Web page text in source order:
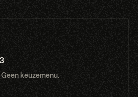
keuzemenu.